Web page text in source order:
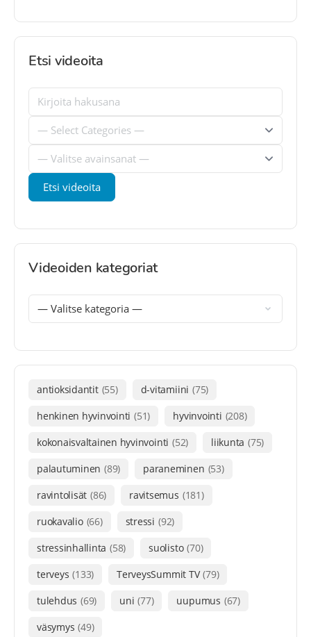
Etsi videoita
Videoiden kategoriat
antioksidantit (55) d-vitamiini (75)
henkinen hyvinvointi (51) hyvinvointi (208)
kokonaisvaltainen hyvinvointi (52) liikunta (75)
palautuminen (89) paraneminen (53)
ravintolisät (86) ravitsemus (181)
ruokavalio (66) stressi (92)
stressinhallinta (58) suolisto (70)
terveys (133) TerveysSummit TV (79)
tulehdus (69) uni (77) uupumus (67)
väsymys (49)